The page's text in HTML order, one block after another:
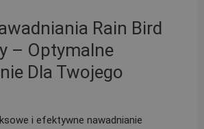
Rain Bird
– Optymalne
Dla Twojego
i efektywne nawadnianie